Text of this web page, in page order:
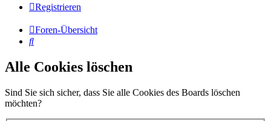
Registrieren
Foren-Übersicht
Suche
Alle Cookies löschen
Sind Sie sich sicher, dass Sie alle Cookies des Boards löschen
möchten?